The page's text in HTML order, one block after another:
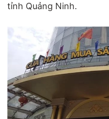
tỉnh Quảng Ninh.